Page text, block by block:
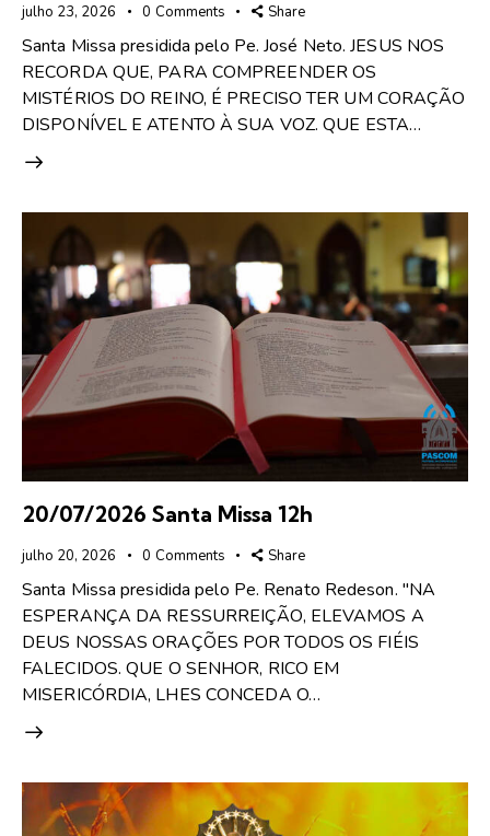
julho 23, 2026 0 Comments Share
Santa Missa presidida pelo Pe. José Neto. JESUS NOS
RECORDA QUE, PARA COMPREENDER OS
MISTÉRIOS DO REINO, É PRECISO TER UM CORAÇÃO
DISPONÍVEL E ATENTO À SUA VOZ. QUE ESTA…
20/07/2026 Santa Missa 12h
julho 20, 2026 0 Comments Share
Santa Missa presidida pelo Pe. Renato Redeson. "NA
ESPERANÇA DA RESSURREIÇÃO, ELEVAMOS A
DEUS NOSSAS ORAÇÕES POR TODOS OS FIÉIS
FALECIDOS. QUE O SENHOR, RICO EM
MISERICÓRDIA, LHES CONCEDA O…